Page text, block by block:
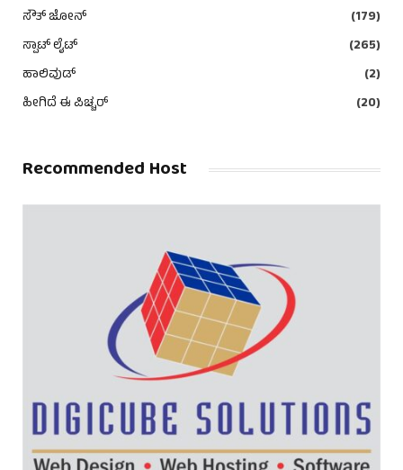
ಸೌತ್ ಜೋನ್
(179)
ಸ್ಪಾಟ್ ಲೈಟ್
(265)
ಹಾಲಿವುಡ್
(2)
ಹೀಗಿದೆ ಈ ಪಿಚ್ಚರ್
(20)
Recommended Host